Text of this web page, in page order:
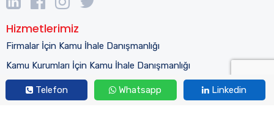
Hizmetlerimiz
Firmalar İçin Kamu İhale Danışmanlığı
Kamu Kurumları İçin Kamu İhale Danışmanlığı
Kamu İhale Mevzuatı Eğitimi
Telefon Whatsapp Linkedin